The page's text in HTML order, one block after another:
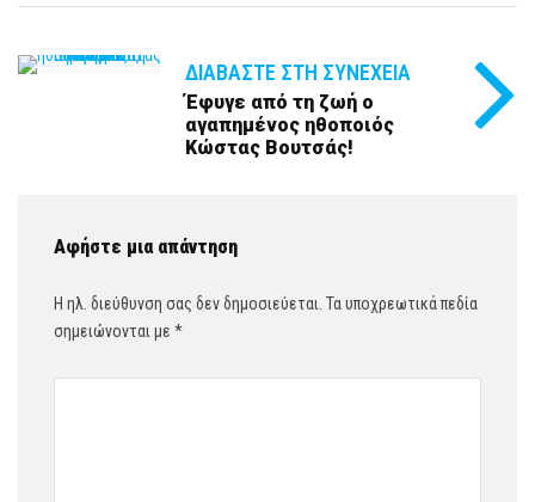
ΔΙΑΒΆΣΤΕ ΣΤΗ ΣΥΝΈΧΕΙΑ
Έφυγε από τη ζωή ο
αγαπημένος ηθοποιός
Κώστας Βουτσάς!
Αφήστε μια απάντηση
Η ηλ. διεύθυνση σας δεν δημοσιεύεται. Τα υποχρεωτικά πεδία
σημειώνονται με *